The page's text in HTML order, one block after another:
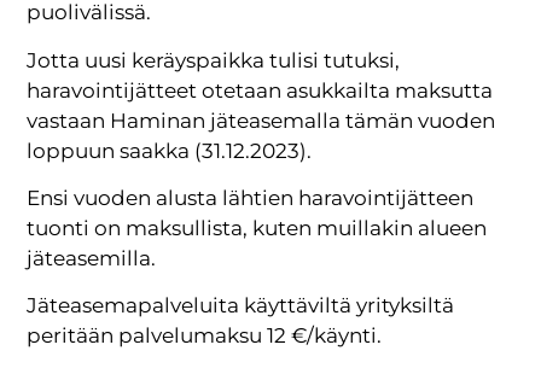
puolivälissä.
Jotta uusi keräyspaikka tulisi tutuksi,
haravointijätteet otetaan asukkailta maksutta
vastaan Haminan jäteasemalla tämän vuoden
loppuun saakka (31.12.2023).
Ensi vuoden alusta lähtien haravointijätteen
tuonti on maksullista, kuten muillakin alueen
jäteasemilla.
Jäteasemapalveluita käyttäviltä yrityksiltä
peritään palvelumaksu 12 €/käynti.